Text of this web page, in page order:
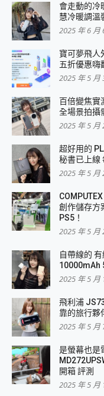
會走動的冷
慧冷暖調溫
2025 年 6 月
寶可夢飛人
五折優惠嗨
2025 年 5 月
百倍變焦實
全場景拍攝
2025 年 5 月
超好用的
秘書已上線
2025 年 5 月
創作儲存方
PS5！
2025 年 5 月
自帶線的
10000mAh
2025 年 5 月
飛利浦
靠的旅行夥
2025 年 5 月
是螢幕也是
開箱 評測
2025 年 5 月